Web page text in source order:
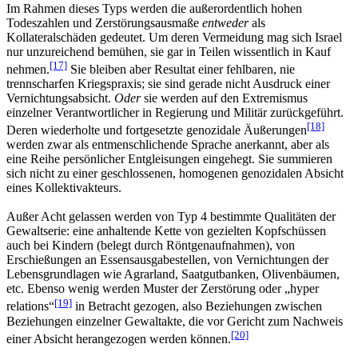
Im Rahmen dieses Typs werden die außerordentlich hohen
Todeszahlen und Zerstörungsausmaße entwederals
Kollateralschäden gedeutet. Um deren Vermeidung mag sich Israel
nur unzureichend bemühen, sie gar in Teilen wissentlich in Kauf
nehmen.[17] Sie bleiben aber Resultat einer fehlbaren, nie
trennscharfen Kriegspraxis; sie sind gerade nicht Ausdruck einer
Vernichtungsabsicht. Odersie werden auf den Extremismus
einzelner Verantwortlicher in Regierung und Militär zurückgeführt.
Deren wiederholte und fortgesetzte genozidale Äußerungen[18]
werden zwar als entmenschlichende Sprache anerkannt, aber als
eine Reihe persönlicher Entgleisungen eingehegt. Sie summieren
sich nicht zu einer geschlossenen, homogenen genozidalen Absicht
eines Kollektivakteurs.
Außer Acht gelassen werden von Typ 4 bestimmte Qualitäten der
Gewaltserie: eine anhaltende Kette von gezielten Kopfschüssen
auch bei Kindern (belegt durch Röntgenaufnahmen), von
Erschießungen an Essensausgabestellen, von Vernichtungen der
Lebensgrundlagen wie Agrarland, Saatgutbanken, Olivenbäumen,
etc. Ebenso wenig werden Muster der Zerstörung oder „hyper
relations“[19] in Betracht gezogen, also Beziehungen zwischen
Beziehungen einzelner Gewaltakte, die vor Gericht zum Nachweis
einer Absicht herangezogen werden können.[20]